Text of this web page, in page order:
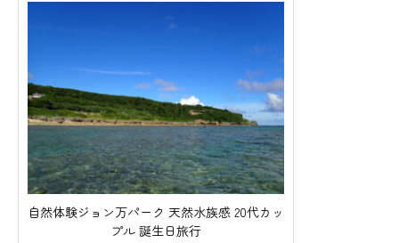
自然体験ジョン万パーク 天然水族感 20代カッ
プル 誕生日旅行